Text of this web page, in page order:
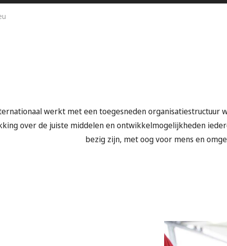
werkt met een toegesneden organisatiestructuur
over de juiste middelen en ontwikkelmogelijkheden
bezig zijn, met oog voor mens en